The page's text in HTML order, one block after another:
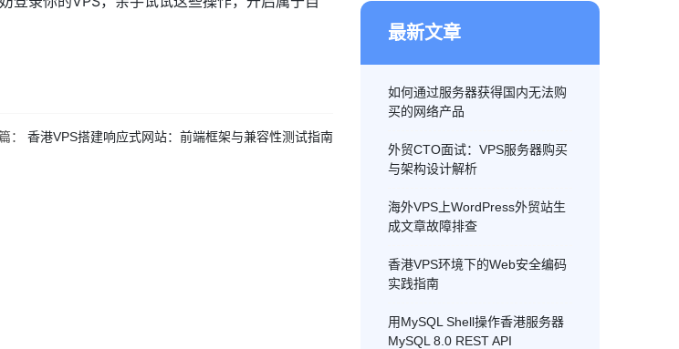
： 香港VPS搭建响应式网站：前端框架与兼容性测试指南
最新文章
如何通过服务器获得国内无法购
买的网络产品
外贸CTO面试：VPS服务器购买
与架构设计解析
海外VPS上WordPress外贸站生
成文章故障排查
香港VPS环境下的Web安全编码
实践指南
用MySQL Shell操作香港服务器
MySQL 8.0 REST API